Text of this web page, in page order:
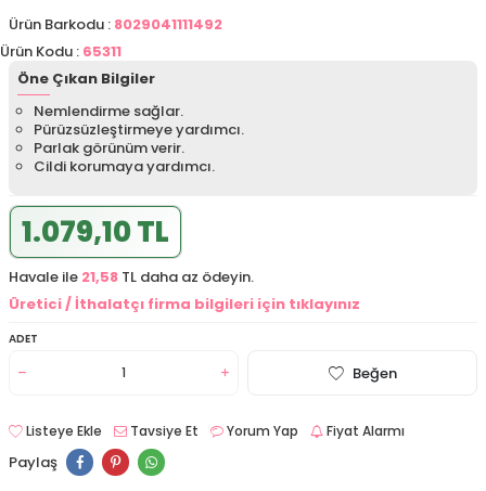
Ürün Barkodu : 8029041111492
Ürün Kodu : 65311
Öne Çıkan Bilgiler
Nemlendirme sağlar.
Pürüzsüzleştirmeye yardımcı.
Parlak görünüm verir.
Cildi korumaya yardımcı.
1.079,10 TL
Havale ile 21,58 TL daha az ödeyin.
Üretici / İthalatçı firma bilgileri için tıklayınız
ADET
Beğen
Listeye Ekle Tavsiye Et Yorum Yap Fiyat Alarmı
Paylaş